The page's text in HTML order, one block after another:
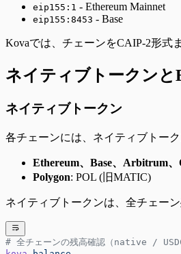
eip155:1 - Ethereum Mainnet
eip155:8453 - Base
Kovaでは、チェーンをCAIP-2形式
ネイティブトークンと
ネイティブトークン
各チェーンには、ネイティブトー
Ethereum、Base、Arbitrum、
Polygon: POL (旧MATIC)
ネイティブトークンは、全チェー
# 全チェーンの残高確認（native /